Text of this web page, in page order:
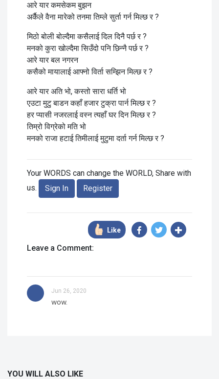
आरे यार कमसेकम बुझन
अर्कैले वैना मारेको तनमा तिम्ले सुर्ता गर्न मिल्छ र ?
मिठो बोली बोल्दैमा कसैलाई दिल दिनै पर्छ र ?
मनको कुरा खोल्दैमा सिउँदो पनि छिन्नै पर्छ र ?
आरे यार बल नगरन
कसैको मायालाई आफ्नो विर्ता सम्झिन मिल्छ र ?
आरे यार अति भो, कस्तो सारा धर्ति भो
एउटा मुटु बाडन कहाँ हजार टुक्रा पार्न मिल्छ र ?
हर प्यासी नजरलाई वस्न त्यहाँ घर दिन मिल्छ र ?
तिम्रो विग्रेको मति भो
मनको राजा हटाई तिमीलाई मुटुमा दर्ता गर्न मिल्छ र ?
Your WORDS can change the WORLD, Share with
us.
Sign In Register
Like
Leave a Comment:
Jun 26, 2020
wow.
YOU WILL ALSO LIKE